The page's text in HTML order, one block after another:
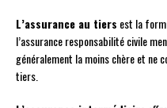
L’assurance au tiers est la
l’assurance responsabilité civile
généralement la moins chère et ne
tiers.